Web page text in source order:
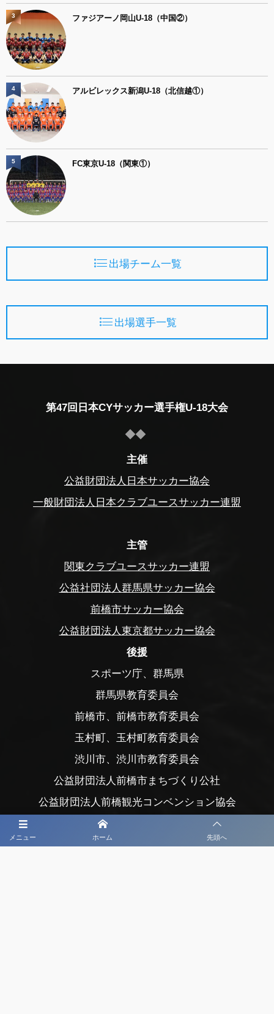
ファジアーノ岡山U-18（中国②）
3
アルビレックス新潟U-18（北信越①）
4
FC東京U-18（関東①）
5
出場チーム一覧
出場選手一覧
メニュー ホーム 先頭へ
第47回日本CYサッカー選手権U-18大会
主催
公益財団法人日本サッカー協会
一般財団法人日本クラブユースサッカー連盟
主管
関東クラブユースサッカー連盟
公益社団法人群馬県サッカー協会
前橋市サッカー協会
公益財団法人東京都サッカー協会
後援
スポーツ庁、群馬県
群馬県教育委員会
前橋市、前橋市教育委員会
玉村町、玉村町教育委員会
渋川市、渋川市教育委員会
公益財団法人前橋市まちづくり公社
公益財団法人前橋観光コンベンション協会
公益社団法人日本プロサッカーリーグ